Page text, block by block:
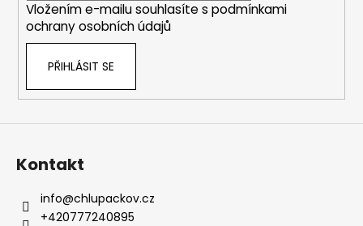
Vložením e-mailu souhlasíte s podmínkami
ochrany osobních údajů
PŘIHLÁSIT SE
Kontakt
info@chlupackov.cz
+420777240895